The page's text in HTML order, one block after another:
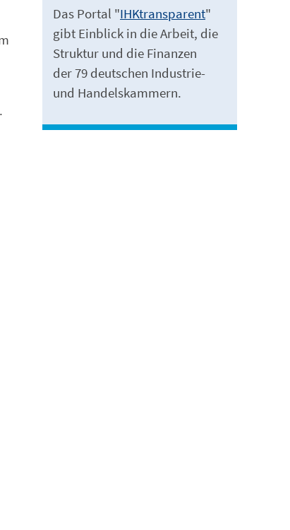
Das Portal "IHKtransparent"
gibt Einblick in die Arbeit, die
Struktur und die Finanzen
der 79 deutschen Industrie-
und Handelskammern.